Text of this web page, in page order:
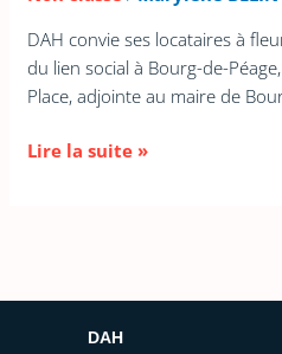
DAH convie ses locataires à
du lien social à Bourg-de-
Place, adjointe au maire de
Lire la suite »
DAH